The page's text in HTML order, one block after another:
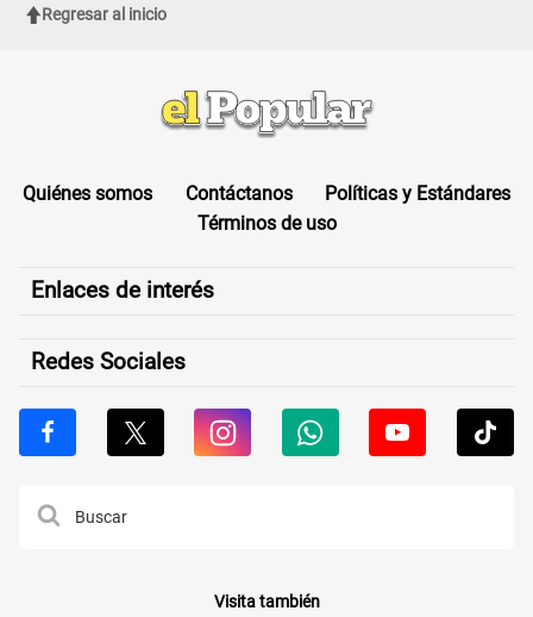
Regresar al inicio
Quiénes somos Contáctanos
Políticas y Estándares
Términos de uso
Enlaces de interés
Redes Sociales
Visita también